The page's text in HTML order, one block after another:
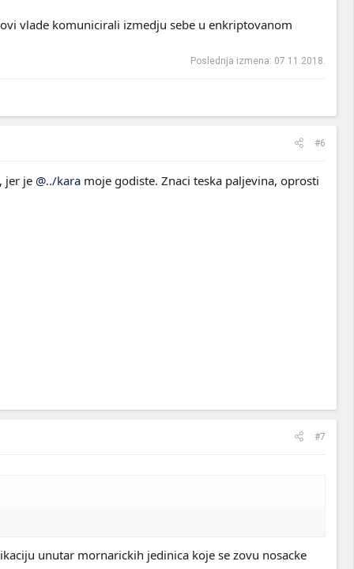
vlade komunicirali izmedju sebe u enkriptovanom
Poslednja izmena: 07.11.2018.
#6
jer je @../kara moje godiste. Znaci teska paljevina, oprosti
#7
unutar mornarickih jedinica koje se zovu nosacke